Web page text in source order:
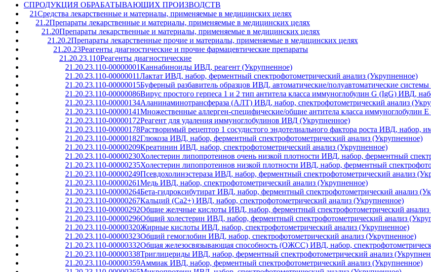
CПРОДУКЦИЯ ОБРАБАТЫВАЮЩИХ ПРОИЗВОДСТВ
21Средства лекарственные и материалы, применяемые в медицинских целях
21.2Препараты лекарственные и материалы, применяемые в медицинских целях
21.20Препараты лекарственные и материалы, применяемые в медицинских целях
21.20.2Препараты лекарственные прочие и материалы, применяемые в медицинских целях
21.20.23Реагенты диагностические и прочие фармацевтические препараты
21.20.23.110Реагенты диагностические
21.20.23.110-00000001Каннабиноиды ИВД, реагент (Укрупненное)
21.20.23.110-00000011Лактат ИВД, набор, ферментный спектрофотометрический анализ (Укрупненное)
21.20.23.110-00000015Буферный разбавитель образцов ИВД, автоматические/полуавтоматические
21.20.23.110-00000086Вирус простого герпеса 1 и 2 тип антитела класса иммуноглобулин G (IgG) ИВД,
21.20.23.110-00000134Аланинаминотрансфераза (АЛТ) ИВД, набор, спектрофотометрический анализ
21.20.23.110-00000141Множественные аллерген-специфические/общие антитела класса
21.20.23.110-00000172Реагент для удаления иммуноглобулинов ИВД (Укрупненное)
21.20.23.110-00000178Растворимый рецептор 1 сосудистого эндотелиального фактора роста ИВД, набор,
21.20.23.110-00000182Глюкоза ИВД, набор, ферментный спектрофотометрический анализ (Укрупненное)
21.20.23.110-00000209Креатинин ИВД, набор, спектрофотометрический анализ (Укрупненное)
21.20.23.110-00000230Холестерин липопротеинов очень низкой плотности ИВД, набор, ферментный
21.20.23.110-00000235Холестерин липопротеинов низкой плотности ИВД, набор, ферментный
21.20.23.110-00000249Псевдохолинэстераза ИВД, набор, ферментный спектрофотометрический анализ
21.20.23.110-00000261Медь ИВД, набор, спектрофотометрический анализ (Укрупненное)
21.20.23.110-00000264Бета-гидроксибутират ИВД, набор, ферментный спектрофотометрический анализ
21.20.23.110-00000267Кальций (Ca2+) ИВД, набор, спектрофотометрический анализ (Укрупненное)
21.20.23.110-00000292Общие желчные кислоты ИВД, набор, ферментный спектрофотометрический
21.20.23.110-00000296Общий холестерин ИВД, набор, ферментный спектрофотометрический анализ
21.20.23.110-00000320Жирные кислоты ИВД, набор, спектрофотометрический анализ (Укрупненное)
21.20.23.110-00000323Общий гемоглобин ИВД, набор, спектрофотометрический анализ (Укрупненное)
21.20.23.110-00000332Общая железосвязывающая способность (ОЖСС) ИВД, набор,
21.20.23.110-00000338Триглицериды ИВД, набор, ферментный спектрофотометрический анализ
21.20.23.110-00000359Аммиак ИВД, набор, ферментный спектрофотометрический анализ (Укрупненное)